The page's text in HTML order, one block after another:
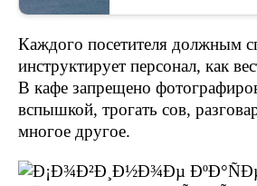
Каждого посетителя должным
инструктирует персонал, как
В кафе запрещено
вспышкой, трогать сов,
многое другое.